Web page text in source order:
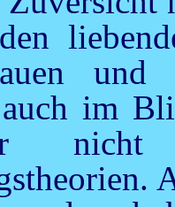
und
auch im
nicht